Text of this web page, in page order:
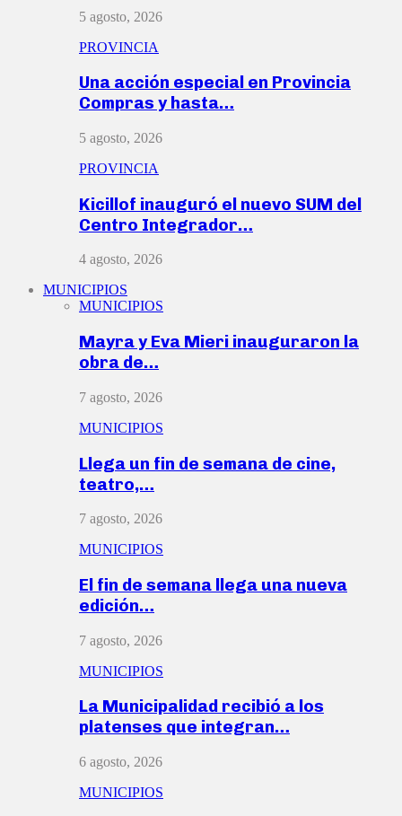
5 agosto, 2026
PROVINCIA
Una acción especial en Provincia
Compras y hasta…
5 agosto, 2026
PROVINCIA
Kicillof inauguró el nuevo SUM del
Centro Integrador…
4 agosto, 2026
MUNICIPIOS
MUNICIPIOS
Mayra y Eva Mieri inauguraron la
obra de…
7 agosto, 2026
MUNICIPIOS
Llega un fin de semana de cine,
teatro,…
7 agosto, 2026
MUNICIPIOS
El fin de semana llega una nueva
edición…
7 agosto, 2026
MUNICIPIOS
La Municipalidad recibió a los
platenses que integran…
6 agosto, 2026
MUNICIPIOS